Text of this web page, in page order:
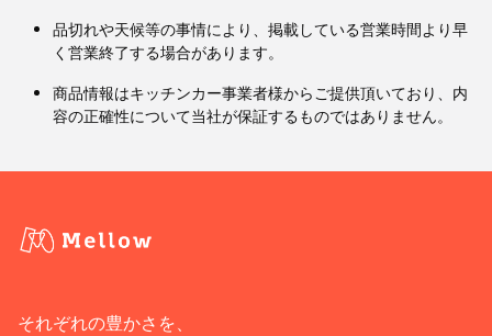
品切れや天候等の事情により、掲載している営業時間より早
く営業終了する場合があります。
商品情報はキッチンカー事業者様からご提供頂いており、内
容の正確性について当社が保証するものではありません。
それぞれの豊かさを、